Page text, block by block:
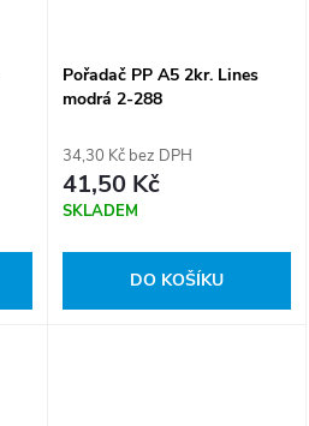
Pořadač PP A5 2kr. Lines
modrá 2-288
34,30 Kč bez DPH
41,50 Kč
SKLADEM
DO KOŠÍKU